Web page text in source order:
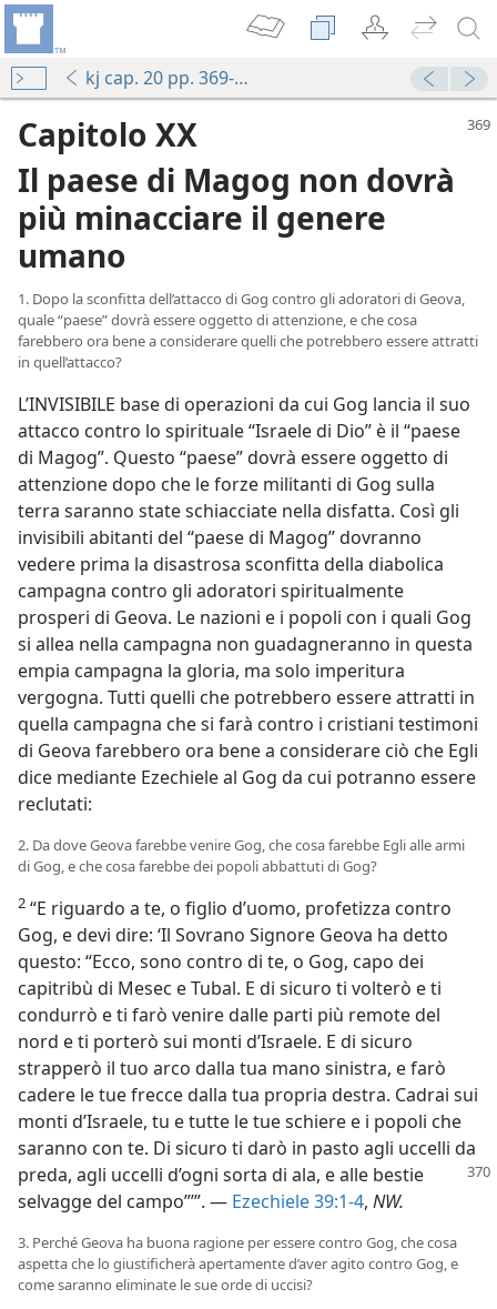
kj cap. 20 pp. 369-382
Capitolo XX
Il paese di Magog non dovrà
più minacciare il genere
umano
1. Dopo la sconfitta dell’attacco di Gog contro gli adoratori di Geova,
quale “paese” dovrà essere oggetto di attenzione, e che cosa
farebbero ora bene a considerare quelli che potrebbero essere attratti
in quell’attacco?
L’INVISIBILE base di operazioni da cui Gog lancia il suo
attacco contro lo spirituale “Israele di Dio” è il “paese
di Magog”. Questo “paese” dovrà essere oggetto di
attenzione dopo che le forze militanti di Gog sulla
terra saranno state schiacciate nella disfatta. Così gli
invisibili abitanti del “paese di Magog” dovranno
vedere prima la disastrosa sconfitta della diabolica
campagna contro gli adoratori spiritualmente
prosperi di Geova. Le nazioni e i popoli con i quali Gog
si allea nella campagna non guadagneranno in questa
empia campagna la gloria, ma solo imperitura
vergogna. Tutti quelli che potrebbero essere attratti in
quella campagna che si farà contro i cristiani testimoni
di Geova farebbero ora bene a considerare ciò che Egli
dice mediante Ezechiele al Gog da cui potranno essere
reclutati:
2. Da dove Geova farebbe venire Gog, che cosa farebbe Egli alle armi
di Gog, e che cosa farebbe dei popoli abbattuti di Gog?
2 “E riguardo a te, o figlio d’uomo, profetizza contro
Gog, e devi dire: ‘Il Sovrano Signore Geova ha detto
questo: “Ecco, sono contro di te, o Gog, capo dei
capitribù di Mesec e Tubal. E di sicuro ti volterò e ti
condurrò e ti farò venire dalle parti più remote del
nord e ti porterò sui monti d’Israele. E di sicuro
strapperò il tuo arco dalla tua mano sinistra, e farò
cadere le tue frecce dalla tua propria destra. Cadrai sui
monti d’Israele, tu e tutte le tue schiere e i popoli che
saranno con te. Di sicuro ti darò in pasto agli uccelli da
preda, agli uccelli d’ogni sorta di ala, e alle bestie
selvagge del campo”’”. — Ezechiele 39:1-4, NW.
3. Perché Geova ha buona ragione per essere contro Gog, che cosa
aspetta che lo giustificherà apertamente d’aver agito contro Gog, e
come saranno eliminate le sue orde di uccisi?